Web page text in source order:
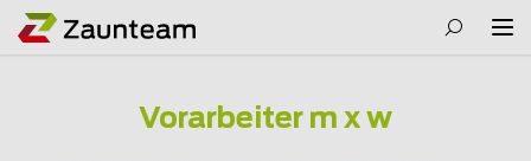
Vorarbeiter m x w